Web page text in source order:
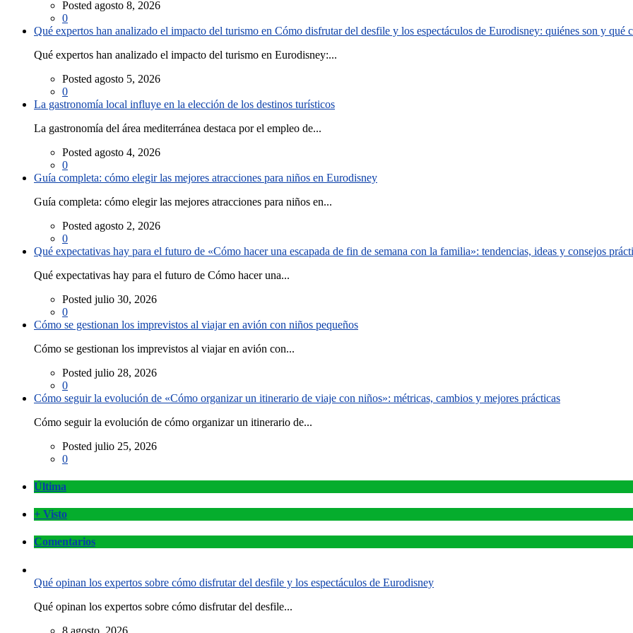
Posted agosto 8, 2026
0
Qué expertos han analizado el impacto del turismo en Cómo disfrutar del desfile y los espectáculos de Eurodisney: quiénes son y qué
Qué expertos han analizado el impacto del turismo en Eurodisney:...
Posted agosto 5, 2026
0
La gastronomía local influye en la elección de los destinos turísticos
La gastronomía del área mediterránea destaca por el empleo de...
Posted agosto 4, 2026
0
Guía completa: cómo elegir las mejores atracciones para niños en Eurodisney
Guía completa: cómo elegir las mejores atracciones para niños en...
Posted agosto 2, 2026
0
Qué expectativas hay para el futuro de «Cómo hacer una escapada de fin de semana con la familia»: tendencias, ideas y consejos
Qué expectativas hay para el futuro de Cómo hacer una...
Posted julio 30, 2026
0
Cómo se gestionan los imprevistos al viajar en avión con niños pequeños
Cómo se gestionan los imprevistos al viajar en avión con...
Posted julio 28, 2026
0
Cómo seguir la evolución de «Cómo organizar un itinerario de viaje con niños»: métricas, cambios y mejores prácticas
Cómo seguir la evolución de cómo organizar un itinerario de...
Posted julio 25, 2026
0
Última
+ Visto
Comentarios
Qué opinan los expertos sobre cómo disfrutar del desfile y los espectáculos de Eurodisney
Qué opinan los expertos sobre cómo disfrutar del desfile...
8 agosto, 2026